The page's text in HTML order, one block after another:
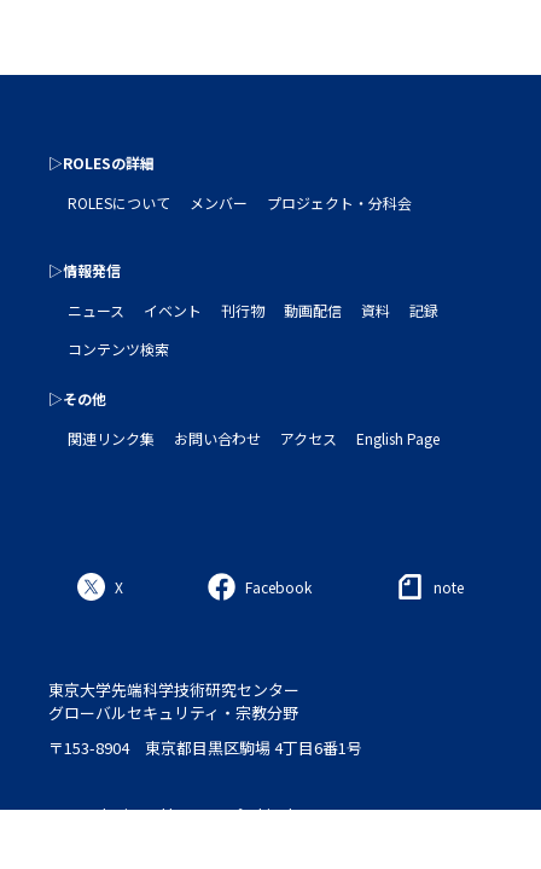
▷ROLESの詳細
ROLESについて
メンバー プロジェクト・分科会
▷情報発信
ニュース
イベント 刊行物 動画配信 資料
記録
コンテンツ検索
▷その他
関連リンク集
お問い合わせ アクセス English Page
X Facebook note
東京大学先端科学技術研究センター
グローバルセキュリティ・宗教分野
〒153-8904 東京都目黒区駒場 4丁目6番1号
Logo : designed by Setsu＆Shinobu Ito